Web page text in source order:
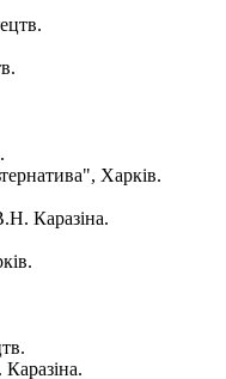
Харків.
Каразіна.